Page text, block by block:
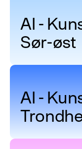
AI -
Sør-øst
AI -
AI - Kunstig
Bærekraft